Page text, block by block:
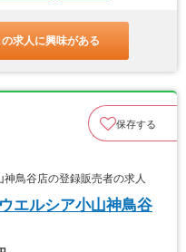
の求人に興味がある
保存する
鳥谷店の登録販売者の求人
エルシア小山神鳥谷